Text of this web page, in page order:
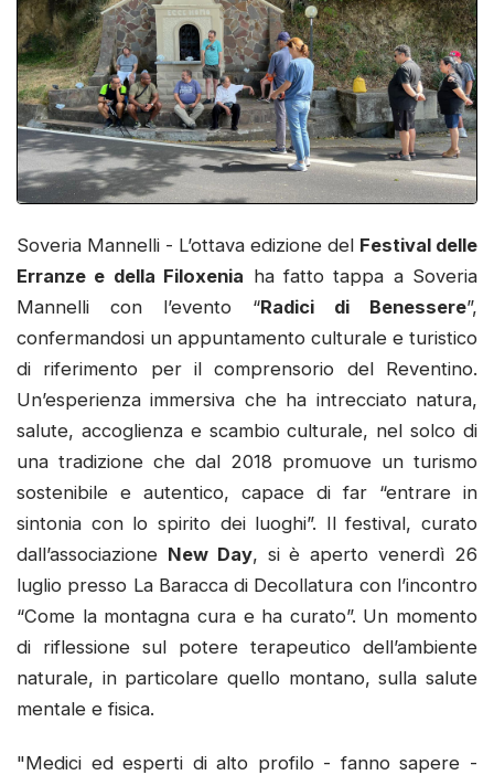
Soveria Mannelli - L’ottava edizione del Festival delle
Erranze e della Filoxenia ha fatto tappa a Soveria
Mannelli con l’evento “Radici di Benessere”,
confermandosi un appuntamento culturale e turistico
di riferimento per il comprensorio del Reventino.
Un’esperienza immersiva che ha intrecciato natura,
salute, accoglienza e scambio culturale, nel solco di
una tradizione che dal 2018 promuove un turismo
sostenibile e autentico, capace di far “entrare in
sintonia con lo spirito dei luoghi”. Il festival, curato
dall’associazione New Day, si è aperto venerdì 26
luglio presso La Baracca di Decollatura con l’incontro
“Come la montagna cura e ha curato”. Un momento
di riflessione sul potere terapeutico dell’ambiente
naturale, in particolare quello montano, sulla salute
mentale e fisica.
"Medici ed esperti di alto profilo - fanno sapere -